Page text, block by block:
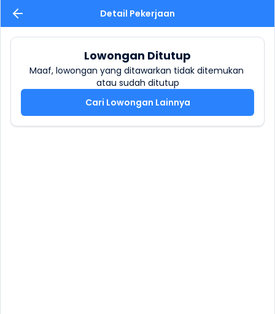
Detail Pekerjaan
Lowongan Ditutup
Maaf, lowongan yang ditawarkan tidak ditemukan
atau sudah ditutup
Cari Lowongan Lainnya